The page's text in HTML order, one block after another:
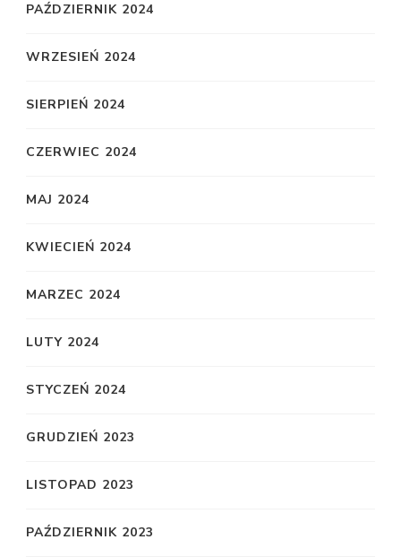
PAŹDZIERNIK 2024
WRZESIEŃ 2024
SIERPIEŃ 2024
CZERWIEC 2024
MAJ 2024
KWIECIEŃ 2024
MARZEC 2024
LUTY 2024
STYCZEŃ 2024
GRUDZIEŃ 2023
LISTOPAD 2023
PAŹDZIERNIK 2023